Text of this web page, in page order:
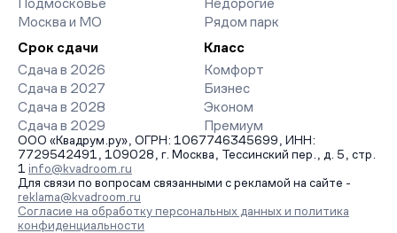
Подмосковье
Москва и МО
Недорогие
Рядом парк
Срок сдачи
Сдача в 2026
Сдача в 2027
Сдача в 2028
Сдача в 2029
Класс
Комфорт
Бизнес
Эконом
Премиум
ООО «Квадрум.ру», ОГРН: 1067746345699, ИНН:
7729542491, 109028, г. Москва, Тессинский пер., д. 5, стр.
1 info@kvadroom.ru
Для связи по вопросам связанными с рекламой на сайте -
reklama@kvadroom.ru
Согласие на обработку персональных данных и политика
конфиденциальности